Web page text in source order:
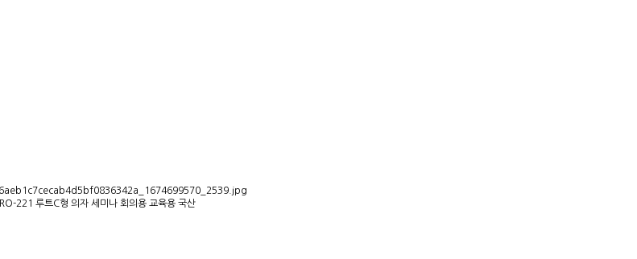
RO-221 루트C형 의자 세미나 회의용 교육용 국산